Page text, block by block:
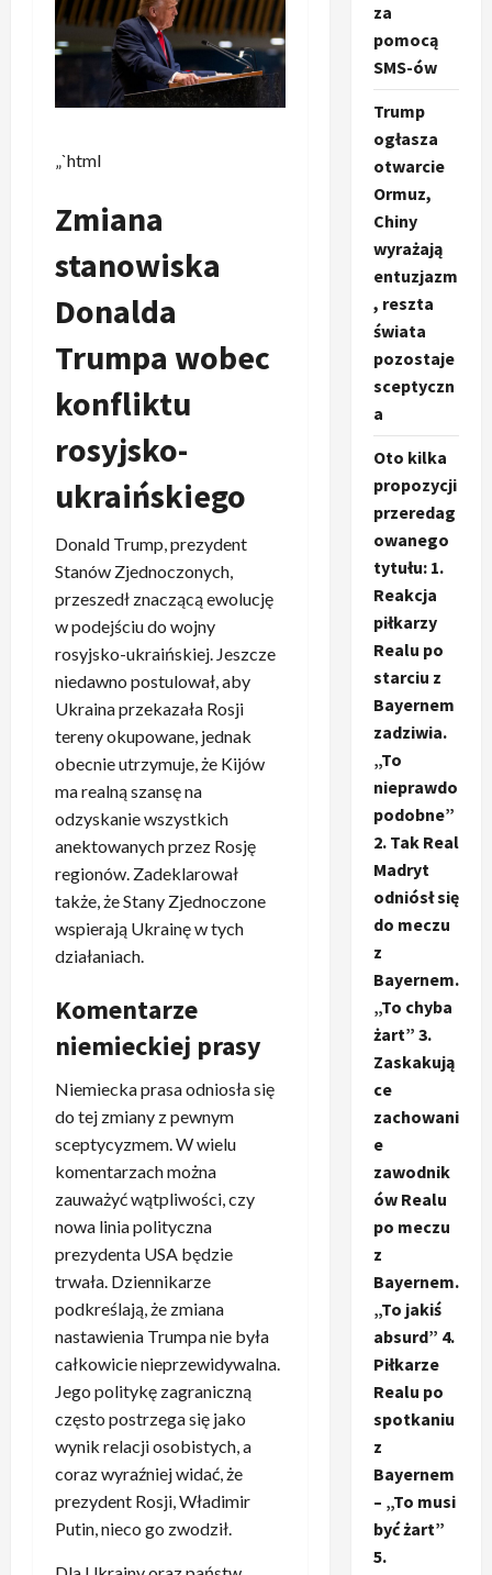
„`html
Zmiana
stanowiska
Donalda
Trumpa wobec
konfliktu
rosyjsko-
ukraińskiego
Donald Trump, prezydent
Stanów Zjednoczonych,
przeszedł znaczącą ewolucję
w podejściu do wojny
rosyjsko-ukraińskiej. Jeszcze
niedawno postulował, aby
Ukraina przekazała Rosji
tereny okupowane, jednak
obecnie utrzymuje, że Kijów
ma realną szansę na
odzyskanie wszystkich
anektowanych przez Rosję
regionów. Zadeklarował
także, że Stany Zjednoczone
wspierają Ukrainę w tych
działaniach.
Komentarze
niemieckiej prasy
Niemiecka prasa odniosła się
do tej zmiany z pewnym
sceptycyzmem. W wielu
komentarzach można
zauważyć wątpliwości, czy
nowa linia polityczna
prezydenta USA będzie
trwała. Dziennikarze
podkreślają, że zmiana
nastawienia Trumpa nie była
całkowicie nieprzewidywalna.
Jego politykę zagraniczną
często postrzega się jako
wynik relacji osobistych, a
coraz wyraźniej widać, że
prezydent Rosji, Władimir
Putin, nieco go zwodził.
za
pomocą
SMS-ów
Trump
ogłasza
otwarcie
Ormuz,
Chiny
wyrażają
entuzjazm
, reszta
świata
pozostaje
sceptyczn
a
Oto kilka
propozycji
przeredag
owanego
tytułu: 1.
Reakcja
piłkarzy
Realu po
starciu z
Bayernem
zadziwia.
„To
nieprawdo
podobne”
2. Tak Real
Madryt
odniósł się
do meczu
z
Bayernem.
„To chyba
żart” 3.
Zaskakują
ce
zachowani
e
zawodnik
ów Realu
po meczu
z
Bayernem.
„To jakiś
absurd” 4.
Piłkarze
Realu po
spotkaniu
z
Bayernem
– „To musi
być żart”
5.